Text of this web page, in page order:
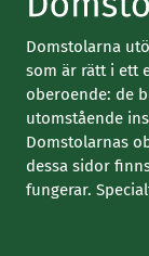
Domstolarna
som är rätt i ett
oberoende: de
utomstående
Domstolarnas
dessa sidor
fungerar.